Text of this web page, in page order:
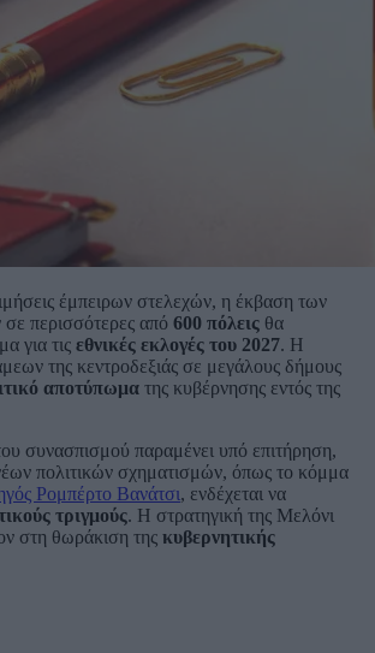
έμπειρων στελεχών, η έκβαση των
περισσότερες από 600 πόλεις θα
για τις εθνικές εκλογές του 2027. Η
της κεντροδεξιάς σε μεγάλους δήμους
αποτύπωμα της κυβέρνησης εντός της
συνασπισμού παραμένει υπό επιτήρηση,
πολιτικών σχηματισμών, όπως το κόμμα
Ρομπέρτο Βανάτσι, ενδέχεται να
τριγμούς. Η στρατηγική της Μελόνι
στη θωράκιση της κυβερνητικής